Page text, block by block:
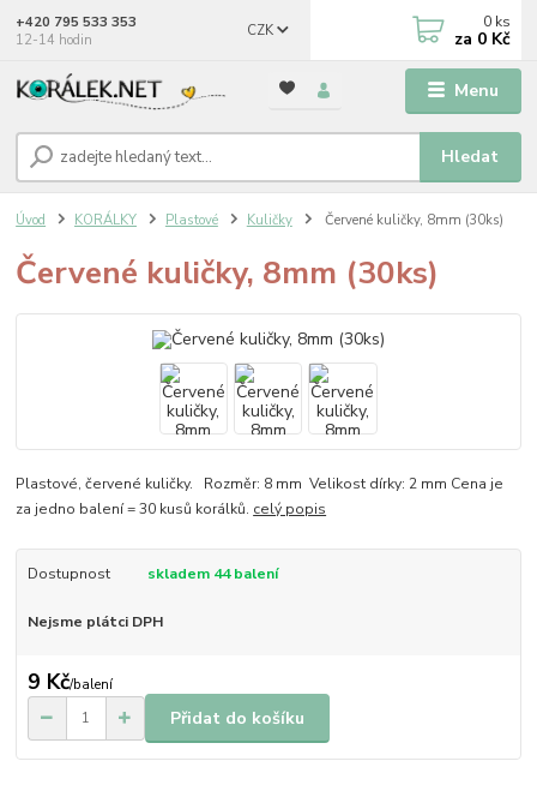
Menu
CZK
Hledat
+420 795 533 353
12-14 hodin
0 ks
za 0 Kč
Úvod KORÁLKY Plastové Kuličky Červené kuličky, 8mm (30ks)
Červené kuličky, 8mm (30ks)
Plastové, červené kuličky. Rozměr: 8 mm Velikost dírky: 2 mm Cena je
za jedno balení = 30 kusů korálků. celý popis
Dostupnost skladem 44 balení
Nejsme plátci DPH
9 Kč/balení
Přidat do košíku